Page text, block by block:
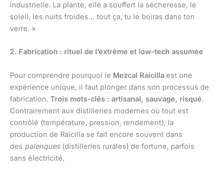
industrielle. La plante, elle a souffert la sécheresse, le
soleil, les nuits froides… tout ça, tu le boiras dans ton
verre. »
2. Fabrication : rituel de l’extrême et low-tech assumée
Pour comprendre pourquoi le Mezcal Raicilla est une
expérience unique, il faut plonger dans son processus de
fabrication. Trois mots-clés : artisanal, sauvage, risqué.
Contrairement aux distilleries modernes où tout est
contrôlé (température, pression, rendement), la
production de Raicilla se fait encore souvent dans
des palenques(distilleries rurales) de fortune, parfois
sans électricité.